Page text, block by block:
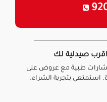
اقرب صيدلية لك
طبية مع عروض على
استمتعي بتجربة الشراء.